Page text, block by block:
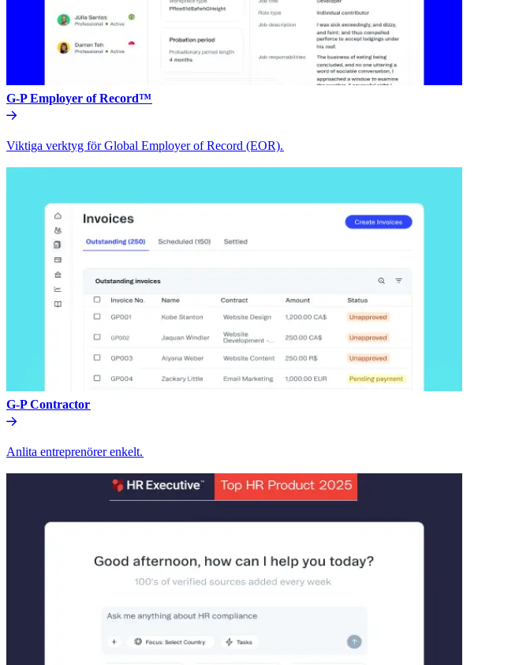
G-P Employer of Record™​​
Viktiga verktyg för Global Employer of Record (EOR).​​
G-P Contractor​​
Anlita entreprenörer enkelt.​​